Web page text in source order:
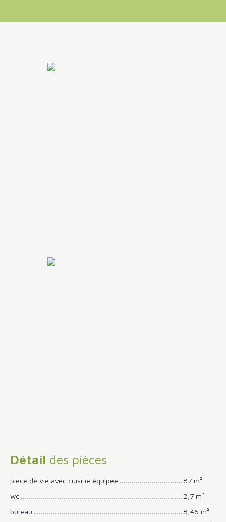
Détail des pièces
piéce de vie avec cuisine équipée
87 m²
wc
2,7 m²
bureau
8,46 m²